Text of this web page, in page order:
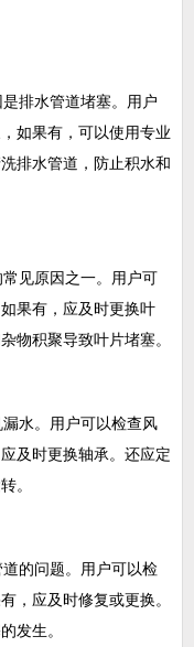
排水管道堵塞。用户
如果有，可以使用专业
排水管道，防止积水和
见原因之一。用户可
果有，应及时更换叶
物积聚导致叶片堵塞。
水。用户可以检查风
及时更换轴承。还应定
。
的问题。用户可以检
，应及时修复或更换。
发生。